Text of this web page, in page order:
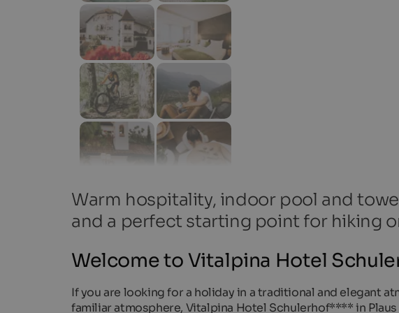
Warm hospitality, indoor pool and
and a perfect starting point for hiking
Welcome to Vitalpina Hotel
If you are looking for a holiday in a traditional and elegant
familiar atmosphere, Vitalpina Hotel Schulerhof**** in